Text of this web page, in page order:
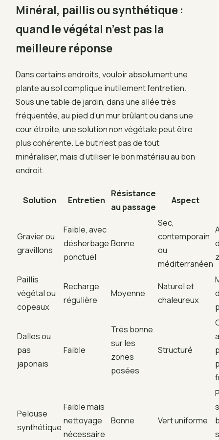
Minéral, paillis ou synthétique :
quand le végétal n’est pas la
meilleure réponse
Dans certains endroits, vouloir absolument une
plante au sol complique inutilement l’entretien.
Sous une table de jardin, dans une allée très
fréquentée, au pied d’un mur brûlant ou dans une
cour étroite, une solution non végétale peut être
plus cohérente. Le but n’est pas de tout
minéraliser, mais d’utiliser le bon matériau au bon
endroit.
Solution Entretien
Résistance
au passage
Aspect
Gravier ou
gravillons
Faible, avec
désherbage
ponctuel
Bonne
Sec,
contemporain
ou
méditerranéen
Paillis
végétal ou
copeaux
Recharge
régulière
Moyenne
Naturel et
chaleureux
Dalles ou
pas
japonais
Faible
Très bonne
sur les
zones
posées
Structuré
Pelouse
synthétique
Faible mais
nettoyage
nécessaire
Bonne Vert uniforme